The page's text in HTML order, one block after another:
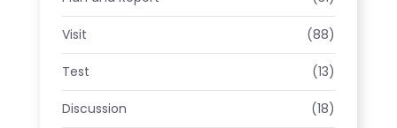
Visit (88)
Test (13)
Discussion (18)